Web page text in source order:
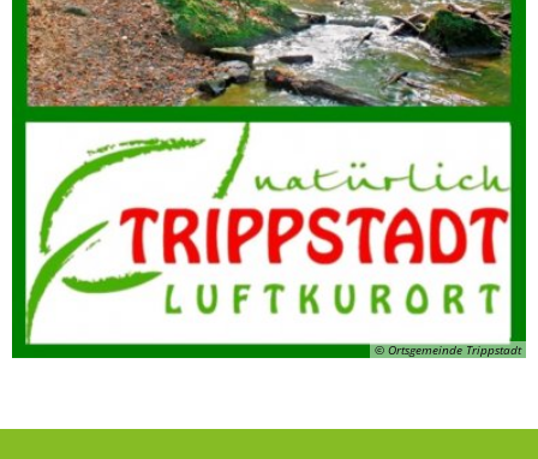
© Ortsgemeinde Trippstadt